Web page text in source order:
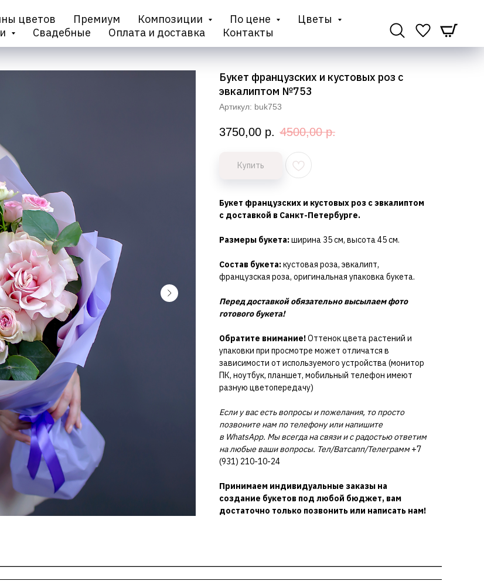
цветов Премиум Композиции По цене
Цветы
Свадебные Оплата и доставка Контакты
Букет французских и кустовых роз с
эвкалиптом №753
Артикул: buk753
3750,00 р. 4500,00 р.
Купить
Букет французских и кустовых роз с эвкалиптом
с доставкой в Санкт-Петербурге.
Размеры букета:ширина 35 см, высота 45 см.
Состав букета:кустовая роза, эвкалипт,
французская роза, оригинальная упаковка букета.
Перед доставкой обязательно высылаем фото
готового букета!
Обратите внимание!Оттенок цвета растений и
упаковки при просмотре может отличатся в
зависимости от используемого устройства (монитор
ПК, ноутбук, планшет, мобильный телефон имеют
разную цветопередачу)
Если у вас есть вопросы и пожелания, то просто
позвоните нам по телефону или напишите
в WhatsApp. Мы всегда на связи и с радостью ответим
на любые ваши вопросы. Тел/Ватсапп/Телеграмм+7
(931) 210-10-24
Принимаем индивидуальные заказы на
создание букетов под любой бюджет, вам
достаточно только позвонить или написать нам!